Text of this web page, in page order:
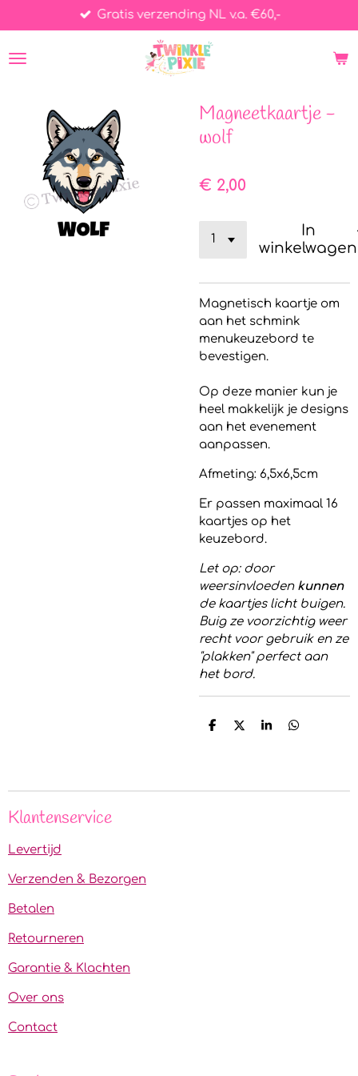
direct
naar
de
Gratis verzending NL v.a. €60,-
Magneetkaartje -
wolf
€ 2,00
In
winkelwagen
Magnetisch kaartje om
aan het schmink
menukeuzebord te
bevestigen.
Op deze manier kun je
heel makkelijk je designs
aan het evenement
aanpassen.
Afmeting: 6,5x6,5cm
Er passen maximaal 16
kaartjes op het
keuzebord.
Let op: door
weersinvloeden kunnen
de kaartjes licht buigen.
Buig ze voorzichtig weer
recht voor gebruik en ze
"plakken" perfect aan
het bord.
D
D
S
D
Klantenservice
Levertijd
Verzenden & Bezorgen
Betalen
Retourneren
Garantie & Klachten
Over ons
Contact